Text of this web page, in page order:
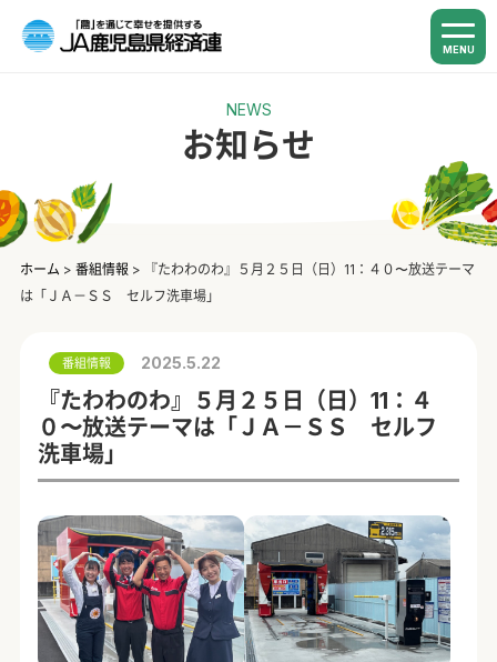
MENU
NEWS
お知らせ
ホーム > 番組情報 >
『たわわのわ』５月２５日（日）11：４０〜放送テーマ
は「ＪＡ－ＳＳ セルフ洗車場」
番組情報 2025.5.22
『たわわのわ』５月２５日（日）11：４
０〜放送テーマは「ＪＡ－ＳＳ セルフ
洗車場」